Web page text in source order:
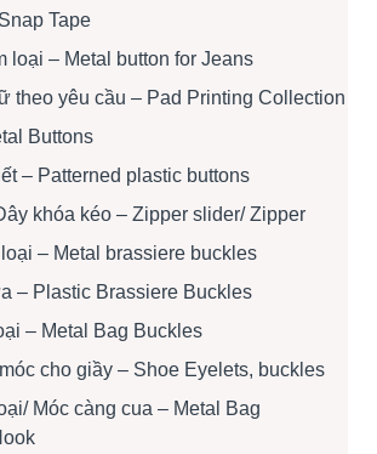
Tape
loại – Metal button for Jeans
theo yêu cầu – Pad Printing Collection
Buttons
– Patterned plastic buttons
khóa kéo – Zipper slider/ Zipper
– Metal brassiere buckles
– Plastic Brassiere Buckles
– Metal Bag Buckles
cho giầy – Shoe Eyelets, buckles
Móc càng cua – Metal Bag